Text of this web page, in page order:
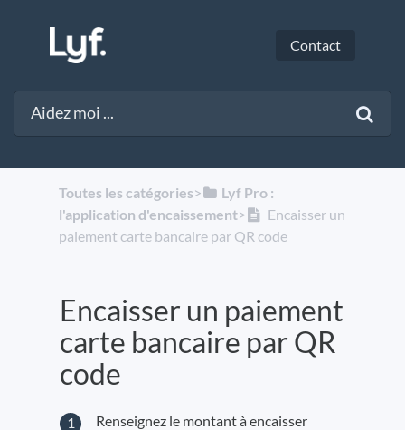
Contact
Toutes les catégories​>​
​Lyf Pro :
l'application d'encaissement​>​
Encaisser un
paiement carte bancaire par QR code
Encaisser un paiement
carte bancaire par QR
code
Renseignez le montant à encaisser